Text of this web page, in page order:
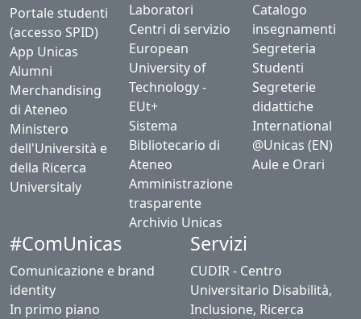
Portale studenti
(accesso SPID)
App Unicas
Alumni
Merchandising
di Ateneo
Ministero
dell'Università e
della Ricerca
Universitaly
Laboratori
Centri di servizio
European
University of
Technology -
EUt+
Sistema
Bibliotecario di
Ateneo
Amministrazione
trasparente
Archivio Unicas
Catalogo
insegnamenti
Segreteria
Studenti
Segreterie
didattiche
International
@Unicas (EN)
Aule e Orari
#ComUnicas
Comunicazione e brand
identity
In primo piano
Servizi
CUDIR - Centro
Universitario Disabilità,
Inclusione, Ricerca